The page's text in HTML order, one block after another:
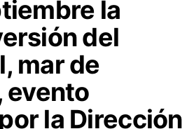
la
del
mar de
evento
la Dirección